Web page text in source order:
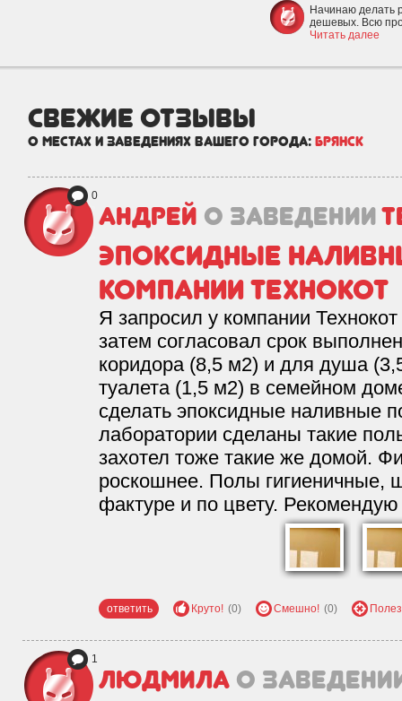
0
Оценка
Начинаю делать
дешевых. Всю
Читать далее
свежие отзывы
о местах и заведениях вашего города: Брянск
0
Андрей о заведении
Эпоксидные
компании Технокот
Я запросил у компании
затем согласовал срок
коридора (8,5 м2) и для душа
туалета (1,5 м2) в семейном
сделать эпоксидные наливные
лаборатории сделаны такие
захотел тоже такие же домой.
роскошнее. Полы гигиеничные,
фактуре и по цвету. Рекомендую
ответить Круто! (0) Смешно! (0)
1
Людмила о